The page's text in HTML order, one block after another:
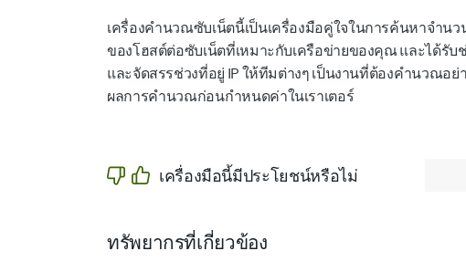
เครื่องคำนวณซับเน็ตนี้เป็นเครื่องมือคู่ใจในการค้นหาจำ
ของโฮสต์ต่อซับเน็ตที่เหมาะกับเครือข่ายของคุณ และได้รั
และจัดสรรช่วงที่อยู่ IP ให้ทีมต่างๆ เป็นงานที่ต้องคำนวณอ
ผลการคำนวณก่อนกำหนดค่าในเราเตอร์
เครื่องมือนี้มีประโยชน์หรือไม่
ทรัพยากรที่เกี่ยวข้อง